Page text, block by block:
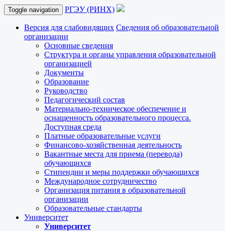
Toggle navigation РГЭУ (РИНХ)
Версия для слабовидящих Сведения об образовательной
организации
Основные сведения
Структура и органы управления образовательной
организацией
Документы
Образование
Руководство
Педагогический состав
Материально-техническое обеспечение и
оснащенность образовательного процесса.
Доступная среда
Платные образовательные услуги
Финансово-хозяйственная деятельность
Вакантные места для приема (перевода)
обучающихся
Стипендии и меры поддержки обучающихся
Международное сотрудничество
Организация питания в образовательной
организации
Образовательные стандарты
Университет
Университет